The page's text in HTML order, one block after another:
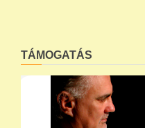
TÁMOGATÁS